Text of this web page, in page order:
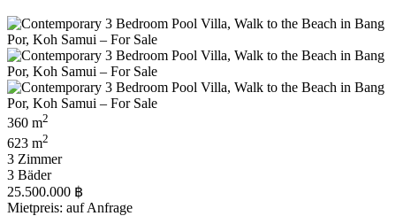
360 m2
623 m2
3 Zimmer
3 Bäder
25.500.000 ฿
Mietpreis: auf Anfrage